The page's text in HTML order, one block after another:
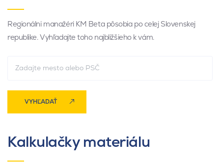
Regionálni manažéri KM Beta pôsobia po celej Slovenskej
republike. Vyhľadajte toho najbližšieho k vám.
VYHĽADAŤ
Kalkulačky materiálu